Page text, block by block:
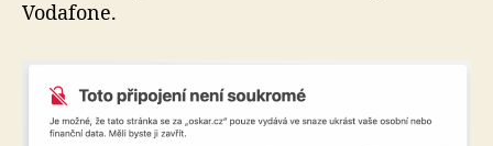
Vodafone.